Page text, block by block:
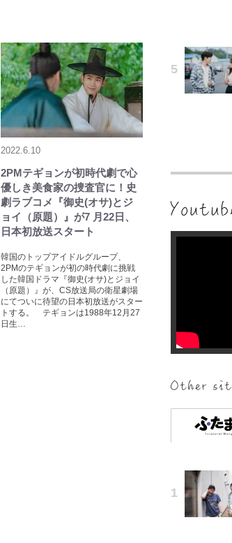
2022.6.10
2PMテギョンが初時代劇で心
優しき美食家の捜査官に！史
劇ラブコメ『御史(オサ)とジ
ョイ（原題）』が7 月22日、
日本初放送スタート
韓国のトップアイドルグループ、
2PMのテギョンが初の時代劇に挑戦
した韓国ドラマ『御史(オサ)とジョイ
（原題）』が、CS放送局の衛星劇場
にてついに待望の日本初放送がスター
トする。 テギョンは1988年12月27
日生…